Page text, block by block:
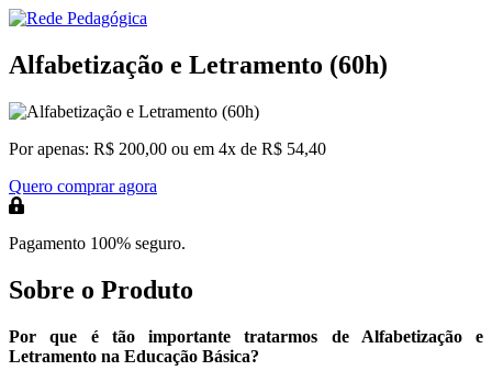
Alfabetização e Letramento (60h)
Por apenas: R$ 200,00 ou em 4x de R$ 54,40
Quero comprar agora
Pagamento 100% seguro.
Sobre o Produto
Por que é tão importante tratarmos de Alfabetização e
Letramento na Educação Básica?